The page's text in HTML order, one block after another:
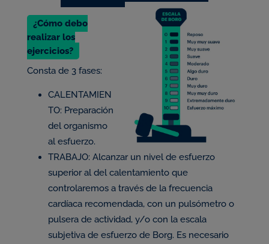
¿Cómo debo
realizar los
ejercicios?
Consta de 3 fases:
CALENTAMIEN
TO: Preparación
del organismo
al esfuerzo.
TRABAJO: Alcanzar un nivel de esfuerzo
superior al del calentamiento que
controlaremos a través de la frecuencia
cardíaca recomendada, con un pulsómetro o
pulsera de actividad, y/o con la escala
subjetiva de esfuerzo de Borg. Es necesario